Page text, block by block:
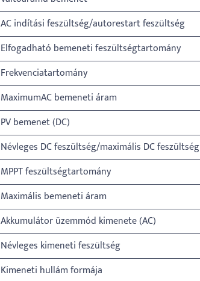
AC indítási feszültség/autorestart feszültség
Elfogadható bemeneti feszültségtartomány
Frekvenciatartomány
MaximumAC bemeneti áram
PV bemenet (DC)
Névleges DC feszültség/maximális DC feszültség
MPPT feszültségtartomány
Maximális bemeneti áram
Akkumulátor üzemmód kimenete (AC)
Névleges kimeneti feszültség
Kimeneti hullám formája